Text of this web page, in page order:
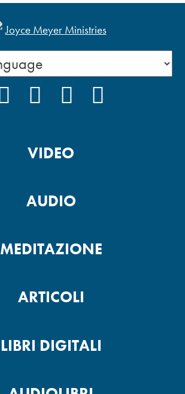
VIDEO
AUDIO
MEDITAZIONE
ARTICOLI
LIBRI DIGITALI